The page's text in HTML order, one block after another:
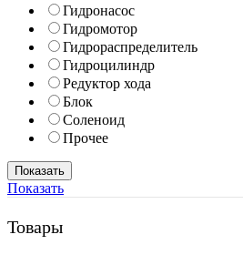
Гидронасос
Гидромотор
Гидрораспределитель
Гидроцилиндр
Редуктор хода
Блок
Соленоид
Прочее
Показать
Товары